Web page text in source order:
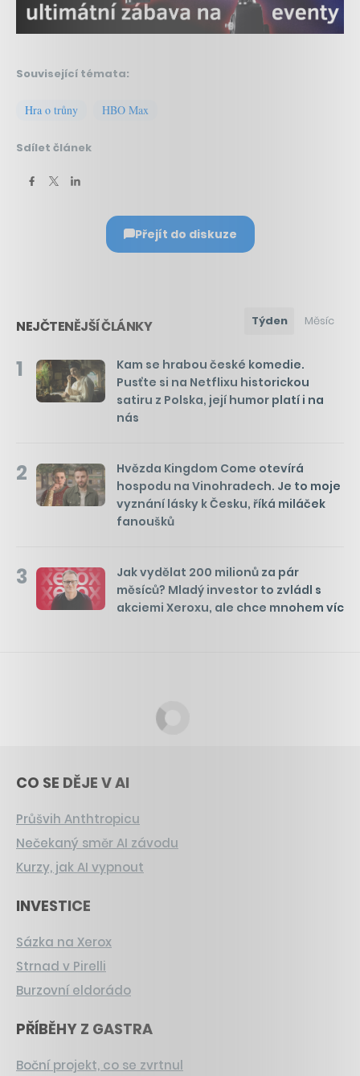
Související témata:
Hra o trůny HBO Max
Sdílet článek
Přejít do diskuze
NEJČTENĚJŠÍ ČLÁNKY Týden Měsíc
1
Kam se hrabou české komedie.
Pusťte si na Netflixu historickou
satiru z Polska, její humor platí i na
nás
2
Hvězda Kingdom Come otevírá
hospodu na Vinohradech. Je to moje
vyznání lásky k Česku, říká miláček
fanoušků
3
Jak vydělat 200 milionů za pár
měsíců? Mladý investor to zvládl s
akciemi Xeroxu, ale chce mnohem víc
CO SE DĚJE V AI
Průšvih Anthtropicu
Nečekaný směr AI závodu
Kurzy, jak AI vypnout
INVESTICE
Sázka na Xerox
Strnad v Pirelli
Burzovní eldorádo
PŘÍBĚHY Z GASTRA
Boční projekt, co se zvrtnul